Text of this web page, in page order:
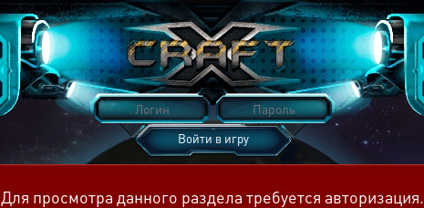
Войти в игру
Для просмотра данного раздела требуется авторизация.